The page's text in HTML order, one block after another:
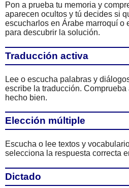
Pon a prueba tu memoria y
aparecen ocultos y tú decides si
escucharlos en Árabe marroquí o
para descubrir la solución.
Traducción activa
Lee o escucha palabras y
escribe la traducción.
hecho bien.
Elección múltiple
Escucha o lee textos y
selecciona la respuesta correcta
Dictado